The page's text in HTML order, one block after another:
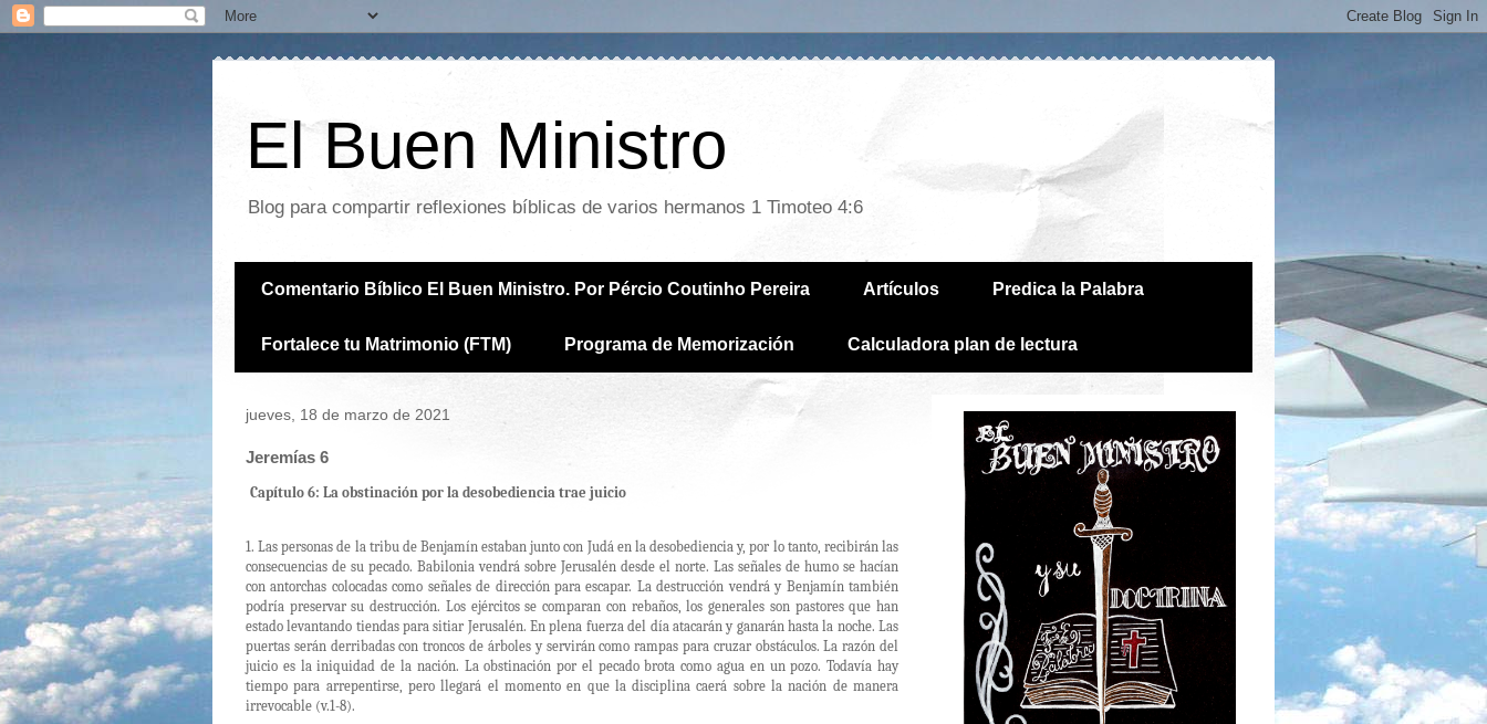
El Buen Ministro
Blog para compartir reflexiones bíblicas de varios hermanos 1 Timoteo 4:6
Comentario Bíblico El Buen Ministro. Por Pércio Coutinho Pereira Artículos Predica la Palabra
Fortalece tu Matrimonio (FTM) Programa de Memorización Calculadora plan de lectura
jueves, 18 de marzo de 2021
Jeremías 6
Capítulo 6: La obstinación por la desobediencia trae juicio
1. Las personas de la tribu de Benjamín estaban junto con Judá en la desobediencia y, por lo tanto, recibirán las
consecuencias de su pecado. Babilonia vendrá sobre Jerusalén desde el norte. Las señales de humo se hacían
con antorchas colocadas como señales de dirección para escapar. La destrucción vendrá y Benjamín también
podría preservar su destrucción. Los ejércitos se comparan con rebaños, los generales son pastores que han
estado levantando tiendas para sitiar Jerusalén. En plena fuerza del día atacarán y ganarán hasta la noche. Las
puertas serán derribadas con troncos de árboles y servirán como rampas para cruzar obstáculos. La razón del
juicio es la iniquidad de la nación. La obstinación por el pecado brota como agua en un pozo. Todavía hay
tiempo para arrepentirse, pero llegará el momento en que la disciplina caerá sobre la nación de manera
irrevocable (v.1-8).